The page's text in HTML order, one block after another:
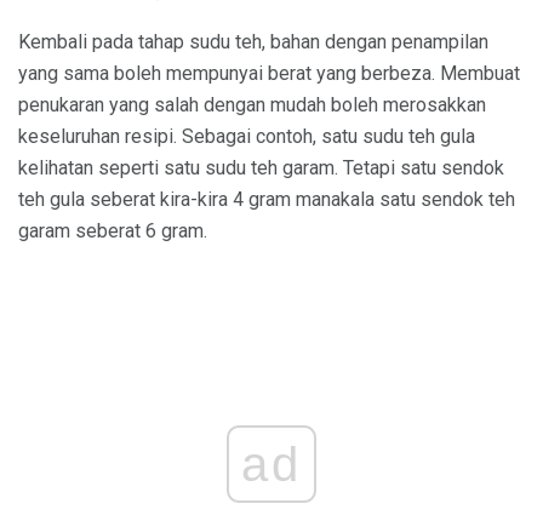
Kembali pada tahap sudu teh, bahan dengan penampilan
yang sama boleh mempunyai berat yang berbeza. Membuat
penukaran yang salah dengan mudah boleh merosakkan
keseluruhan resipi. Sebagai contoh, satu sudu teh gula
kelihatan seperti satu sudu teh garam. Tetapi satu sendok
teh gula seberat kira-kira 4 gram manakala satu sendok teh
garam seberat 6 gram.
ad